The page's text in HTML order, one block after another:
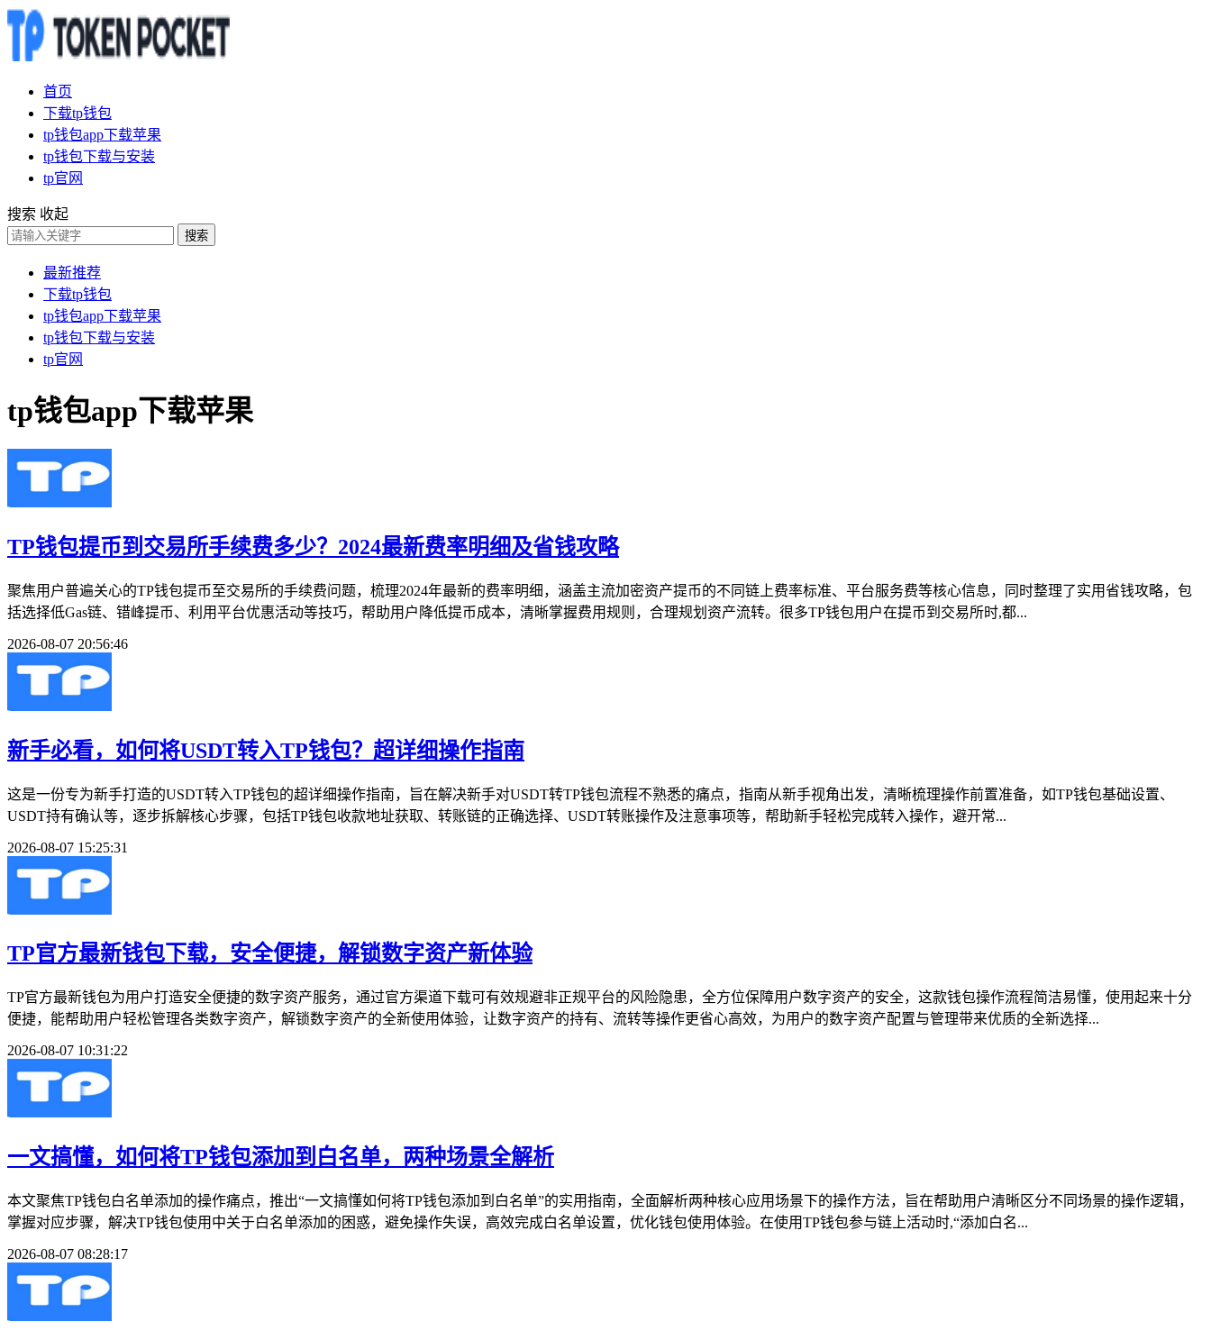
首页
下载tp钱包
tp钱包app下载苹果
tp钱包下载与安装
tp官网
搜索 收起
搜索
最新推荐
下载tp钱包
tp钱包app下载苹果
tp钱包下载与安装
tp官网
tp钱包app下载苹果
TP钱包提币到交易所手续费多少？2024最新费率明细及省钱攻略
聚焦用户普遍关心的TP钱包提币至交易所的手续费问题，梳理2024年最新的费率明细，涵盖主流加密资产提币的不同链上费率标准、平台服务费等核心信息，同时整理了实用省钱攻略，包
括选择低Gas链、错峰提币、利用平台优惠活动等技巧，帮助用户降低提币成本，清晰掌握费用规则，合理规划资产流转。很多TP钱包用户在提币到交易所时,都...
2026-08-07 20:56:46
新手必看，如何将USDT转入TP钱包？超详细操作指南
这是一份专为新手打造的USDT转入TP钱包的超详细操作指南，旨在解决新手对USDT转TP钱包流程不熟悉的痛点，指南从新手视角出发，清晰梳理操作前置准备，如TP钱包基础设置、
USDT持有确认等，逐步拆解核心步骤，包括TP钱包收款地址获取、转账链的正确选择、USDT转账操作及注意事项等，帮助新手轻松完成转入操作，避开常...
2026-08-07 15:25:31
TP官方最新钱包下载，安全便捷，解锁数字资产新体验
TP官方最新钱包为用户打造安全便捷的数字资产服务，通过官方渠道下载可有效规避非正规平台的风险隐患，全方位保障用户数字资产的安全，这款钱包操作流程简洁易懂，使用起来十分
便捷，能帮助用户轻松管理各类数字资产，解锁数字资产的全新使用体验，让数字资产的持有、流转等操作更省心高效，为用户的数字资产配置与管理带来优质的全新选择...
2026-08-07 10:31:22
一文搞懂，如何将TP钱包添加到白名单，两种场景全解析
本文聚焦TP钱包白名单添加的操作痛点，推出“一文搞懂如何将TP钱包添加到白名单”的实用指南，全面解析两种核心应用场景下的操作方法，旨在帮助用户清晰区分不同场景的操作逻辑，
掌握对应步骤，解决TP钱包使用中关于白名单添加的困惑，避免操作失误，高效完成白名单设置，优化钱包使用体验。在使用TP钱包参与链上活动时,“添加白名...
2026-08-07 08:28:17